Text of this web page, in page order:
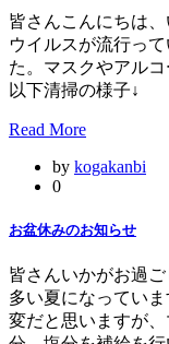
皆さんこんにちは
ウイルスが流行っ
た。マスクやアル
以下清掃の様子↓
Read More
by kogakanbi
0
お盆休みのお知らせ
皆さんいかがお過
多い夏になってい
変だと思いますが